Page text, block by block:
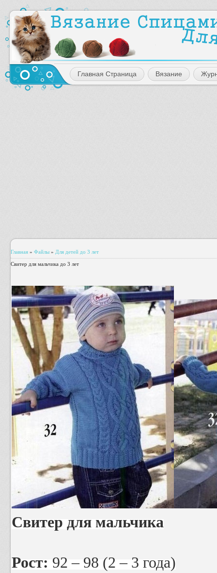
Главная Страница Вязание
Главная » Файлы » Для детей до 3 лет
Свитер для мальчика до 3 лет
Свитер для мальчика
Рост: 92 – 98 (2 – 3 года)